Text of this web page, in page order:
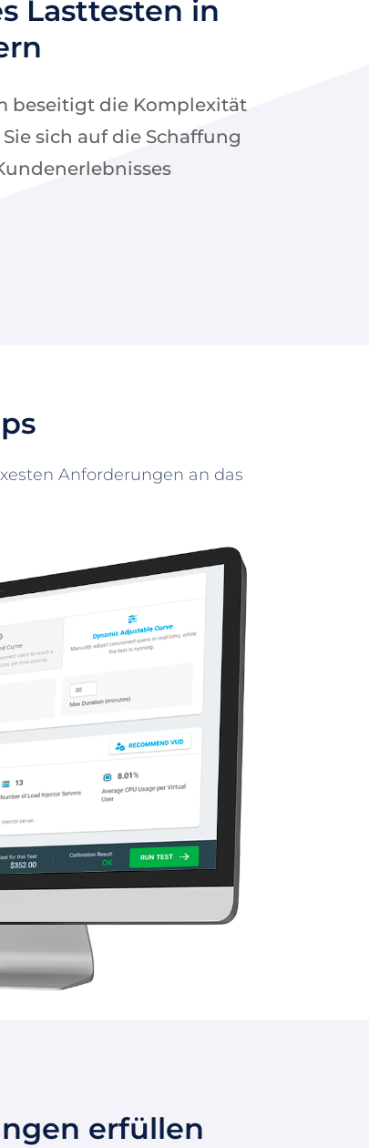
Lasttesten in
beseitigt die Komplexität
sich auf die Schaffung
Anforderungen an das
erfüllen